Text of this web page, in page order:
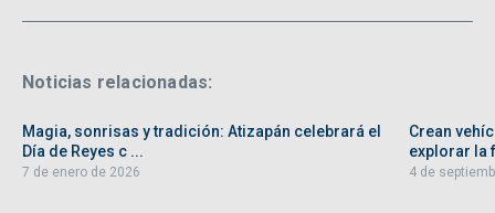
Noticias relacionadas:
Magia, sonrisas y tradición: Atizapán celebrará el
Día de Reyes c ...
7 de enero de 2026
Crean
explorar la
4 de